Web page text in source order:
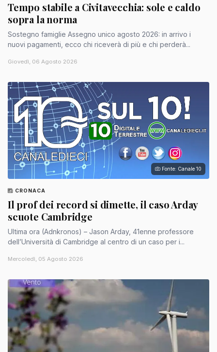
Tempo stabile a Civitavecchia: sole e caldo
sopra la norma
Sostegno famiglie Assegno unico agosto 2026: in arrivo i
nuovi pagamenti, ecco chi riceverà di più e chi perderà...
Giovedì, 06 Agosto 2026
Fonte: Canale 10
CRONACA
Il prof dei record si dimette, il caso Arday
scuote Cambridge
Ultima ora (Adnkronos) – Jason Arday, 41enne professore
dell’Università di Cambridge al centro di un caso per i...
Mercoledì, 05 Agosto 2026